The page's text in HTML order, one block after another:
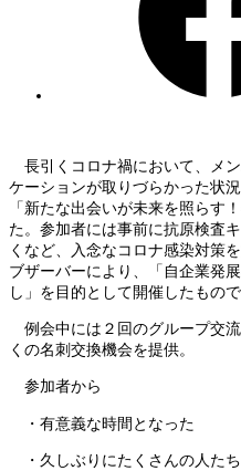
長引くコロナ禍において、メ
ケーションが取りづらかった状
「新たな出会いが未来を照らす
た。参加者には事前に抗原検査
くなど、入念なコロナ感染対策
ブザーバーにより、「自企業発
し」を目的として開催したもので
例会中には２回のグループ交
くの名刺交換機会を提供。
参加者から
・有意義な時間となった
・久しぶりにたくさんの人た